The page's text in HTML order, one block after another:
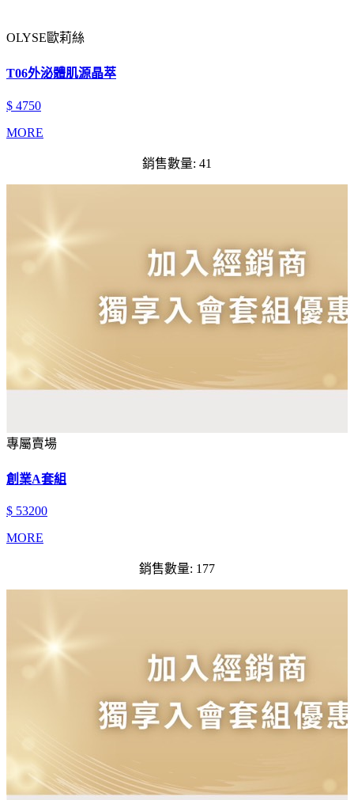
OLYSE歐莉絲
T06外泌體肌源晶萃
$ 4750
MORE
銷售數量: 41
專屬賣場
創業A套組
$ 53200
MORE
銷售數量: 177